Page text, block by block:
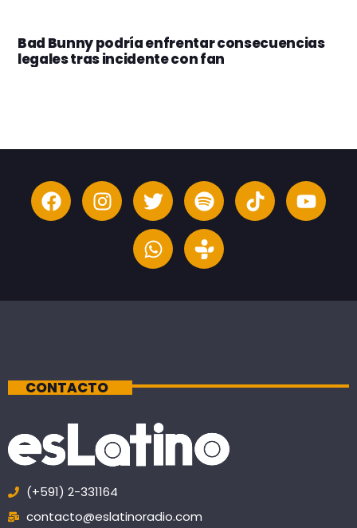
Bad Bunny podría enfrentar consecuencias
legales tras incidente con fan
CONTACTO
(+591) 2-331164
contacto@eslatinoradio.com